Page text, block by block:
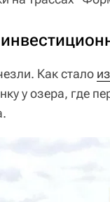
Как стало
у озера, где